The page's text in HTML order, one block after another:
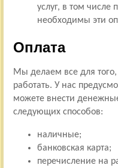
услуг, в том числе
необходимы эти
Оплата
Мы делаем все для
работать. У нас
можете внести
следующих способов:
наличные;
банковская карта;
перечисление на